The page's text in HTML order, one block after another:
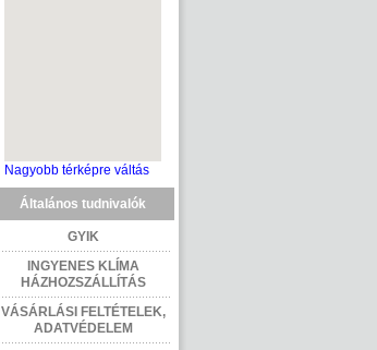
Nagyobb térképre váltás
Általános tudnivalók
GYIK
INGYENES KLÍMA
HÁZHOZSZÁLLÍTÁS
VÁSÁRLÁSI FELTÉTELEK,
ADATVÉDELEM